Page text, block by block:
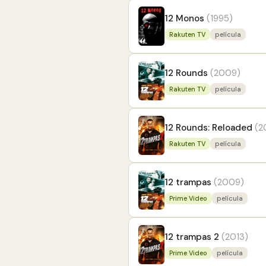
12 Monos (1995)
Rakuten TV película
12 Rounds (2009)
Rakuten TV película
12 Rounds: Reloaded
Rakuten TV película
12 trampas (2009)
Prime Video película
12 trampas 2 (2013)
Prime Video película